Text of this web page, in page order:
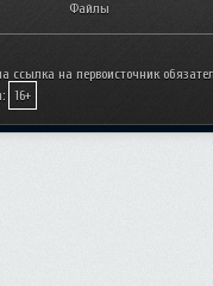
Файлы
ссылка на первоисточник
16+